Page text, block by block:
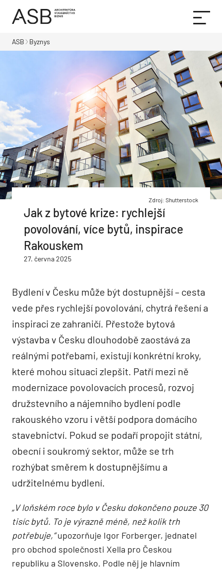
ASB Byznys
Zdroj: Shutterstock
Jak z bytové krize: rychlejší
povolování, více bytů, inspirace
Rakouskem
27. června 2025
Bydlení v Česku může být dostupnější – cesta
vede přes rychlejší povolování, chytrá řešení a
inspiraci ze zahraničí. Přestože bytová
výstavba v Česku dlouhodobě zaostává za
reálnými potřebami, existují konkrétní kroky,
které mohou situaci zlepšit. Patří mezi ně
modernizace povolovacích procesů, rozvoj
družstevního a nájemního bydlení podle
rakouského vzoru i větší podpora domácího
stavebnictví. Pokud se podaří propojit státní,
obecní i soukromý sektor, může se trh
rozhýbat směrem k dostupnějšímu a
udržitelnému bydlení.
„V loňském roce bylo v Česku dokončeno pouze 30
tisíc bytů. To je výrazně méně, než kolik trh
potřebuje,“upozorňuje Igor Forberger, jednatel
pro obchod společnosti Xella pro Českou
republiku a Slovensko. Podle něj je hlavním